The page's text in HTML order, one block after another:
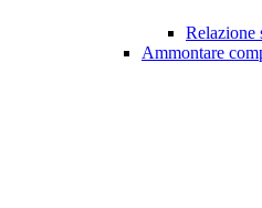
Relazione
Ammontare